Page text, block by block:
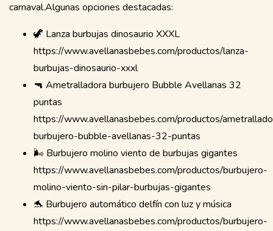
carnaval.Algunas opciones destacadas:
🦖 Lanza burbujas dinosaurio XXXL
https://www.avellanasbebes.com/productos/lanza-
burbujas-dinosaurio-xxxl
🔫 Ametralladora burbujero Bubble Avellanas 32
puntas
https://www.avellanasbebes.com/productos/
burbujero-bubble-avellanas-32-puntas
🌬️ Burbujero molino viento de burbujas gigantes
https://www.avellanasbebes.com/productos/burbujero-
molino-viento-sin-pilar-burbujas-gigantes
🐬 Burbujero automático delfín con luz y música
https://www.avellanasbebes.com/productos/burbujero-